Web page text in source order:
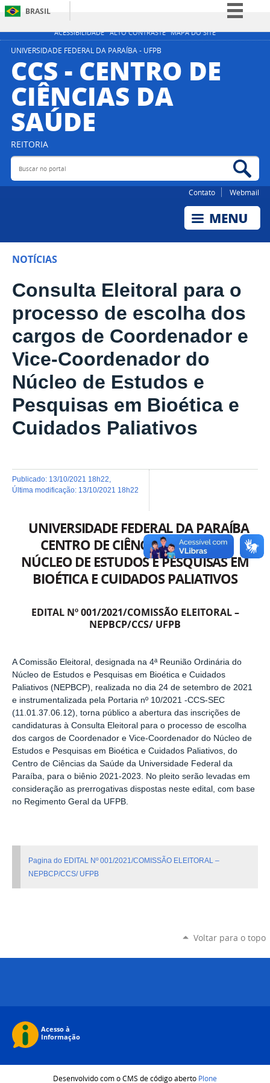
ACESSIBILIDADE ALTO CONTRASTE MAPA DO SITE
BRASIL
Simplifique!
Participe
Acesso à informação
Legislação
UNIVERSIDADE FEDERAL DA PARAÍBA - UFPB
CCS - CENTRO DE
CIÊNCIAS DA
SAÚDE
REITORIA
Buscar no portal
Contato Webmail
NOTÍCIAS
Consulta Eleitoral para o
processo de escolha dos
cargos de Coordenador e
Vice-Coordenador do
Núcleo de Estudos e
Pesquisas em Bioética e
Cuidados Paliativos
publicado: 13/10/2021 18h22
última modificação: 13/10/2021 18h22
UNIVERSIDADE FEDERAL DA PARAÍBA
CENTRO DE CIÊNCIAS DA SAÚDE
NÚCLEO DE ESTUDOS E PESQUISAS EM
BIOÉTICA E CUIDADOS PALIATIVOS
EDITAL Nº 001/2021/COMISSÃO ELEITORAL –
NEPBCP/CCS/ UFPB
A Comissão Eleitoral, designada na 4ª Reunião Ordinária do
Núcleo de Estudos e Pesquisas em Bioética e Cuidados
Paliativos (NEPBCP), realizada no dia 24 de setembro de 2021
e instrumentalizada pela Portaria nº 10/2021 -CCS-SEC
(11.01.37.06.12), torna público a abertura das inscrições de
candidaturas à Consulta Eleitoral para o processo de escolha
dos cargos de Coordenador e Vice-Coordenador do Núcleo de
Estudos e Pesquisas em Bioética e Cuidados Paliativos, do
Centro de Ciências da Saúde da Universidade Federal da
Paraíba, para o biênio 2021-2023. No pleito serão levadas em
consideração as prerrogativas dispostas neste edital, com base
no Regimento Geral da UFPB.
Pagina do EDITAL Nº 001/2021/COMISSÃO ELEITORAL –
NEPBCP/CCS/ UFPB
Voltar para o topo
Desenvolvido com o CMS de código aberto Plone